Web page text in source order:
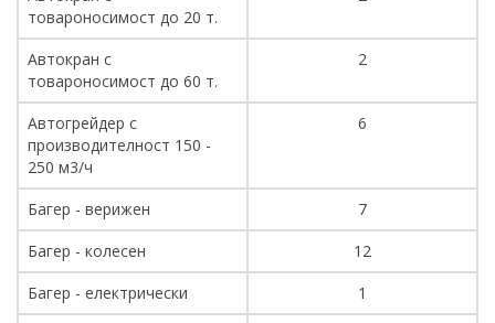
товароносимост до 20 т.
Автокран с
товароносимост до 60 т.
2
Автогрейдер с
производителност 150 -
250 м3/ч
6
Багер - верижен
7
Багер - колесен
12
Багер - електрически
1